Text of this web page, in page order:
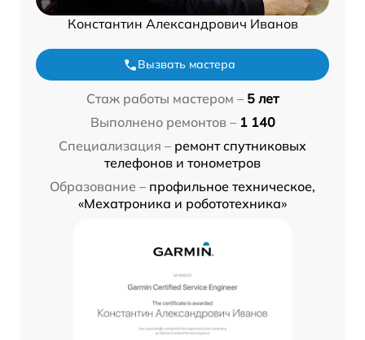
Константин Александрович Иванов
Вызвать мастера
Стаж работы мастером – 5 лет
Выполнено ремонтов – 1 140
Специализация – ремонт спутниковых
телефонов и тонометров
Образование – профильное техническое,
«Мехатроника и робототехника»